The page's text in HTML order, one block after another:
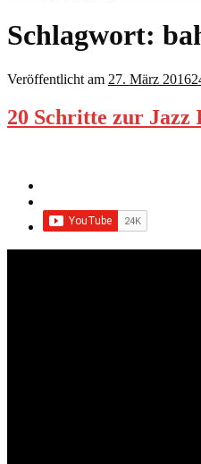
Schlagwort:
Veröffentlicht am 27. März 2016
20 Schritte zur Jazz